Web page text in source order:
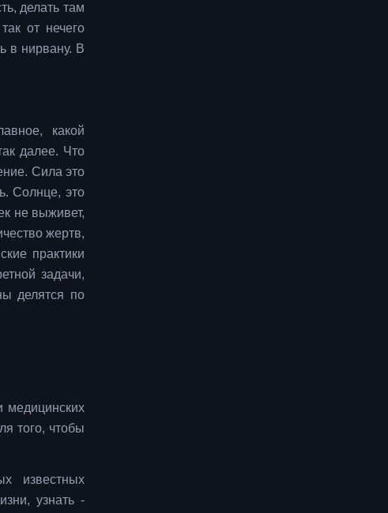
делать там
от нечего
в нирвану. В
какой
далее. Что
Сила это
Солнце, это
не выживет,
жертв,
практики
задачи,
делятся по
медицинских
того, чтобы
известных
узнать -